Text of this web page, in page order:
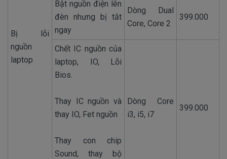
Bị lỗi
nguồn
laptop
Bật nguồn điện lên
đèn nhưng bị tắt
ngay
Dòng Dual
Core, Core 2
399.000
Chết IC nguồn của
laptop, IO, Lỗi
Bios.
Thay IC nguồn và
thay IO, Fet nguồn
Thay con chip
Sound, thay bộ
Dòng Core
i3, i5, i7
399.000